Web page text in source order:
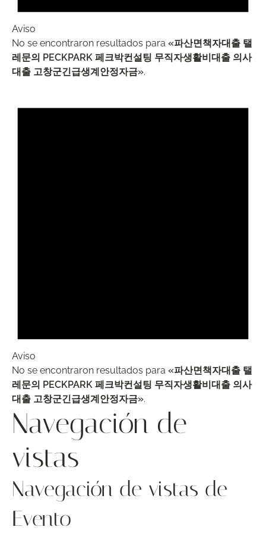
Aviso
No se encontraron resultados para «파산면책자대출 탤
레문의 PECKPARK 페크박컨설팅 무직자생활비대출 의사
대출 고창군긴급생계안정자금».
Aviso
No se encontraron resultados para «파산면책자대출 탤
레문의 PECKPARK 페크박컨설팅 무직자생활비대출 의사
대출 고창군긴급생계안정자금».
Navegación de
vistas
Navegación de vistas de
Evento